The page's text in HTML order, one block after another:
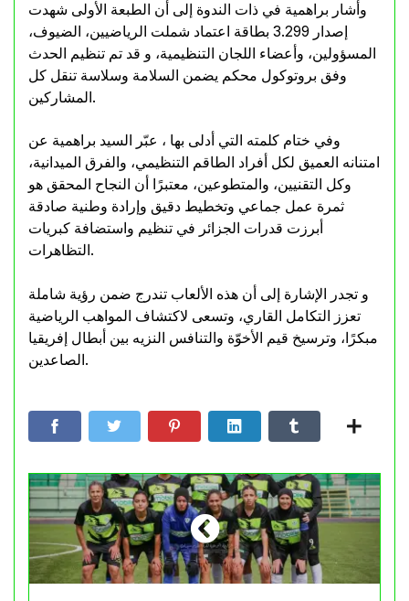
وأشار براهمية في ذات الندوة إلى أن الطبعة الأولى شهدت
إصدار 3.299 بطاقة اعتماد شملت الرياضيين، الضيوف،
المسؤولين، وأعضاء اللجان التنظيمية، و قد تم تنظيم الحدث
وفق بروتوكول محكم يضمن السلامة وسلاسة تنقل كل
المشاركين.
وفي ختام كلمته التي أدلى بها ، عبّر السيد براهمية عن
امتنانه العميق لكل أفراد الطاقم التنظيمي، والفرق الميدانية،
وكل التقنيين، والمتطوعين، معتبرًا أن النجاح المحقق هو
ثمرة عمل جماعي وتخطيط دقيق وإرادة وطنية صادقة
أبرزت قدرات الجزائر في تنظيم واستضافة كبريات
التظاهرات.
و تجدر الإشارة إلى أن هذه الألعاب تندرج ضمن رؤية شاملة
تعزز التكامل القاري، وتسعى لاكتشاف المواهب الرياضية
مبكرًا، وترسيخ قيم الأخوّة والتنافس النزيه بين أبطال إفريقيا
الصاعدين.